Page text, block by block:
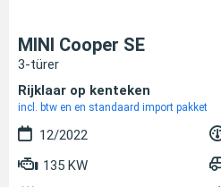
MINI Cooper SE
3-türer
Rijklaar op kenteken
incl. btw en en standaard import pakket
12/2022
135 KW